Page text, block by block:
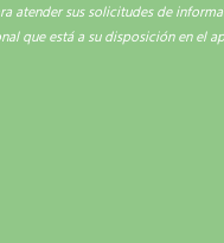
atender sus solicitudes de
que está a su disposición en el